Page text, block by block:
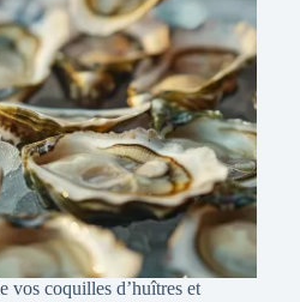
vos coquilles d’huîtres et